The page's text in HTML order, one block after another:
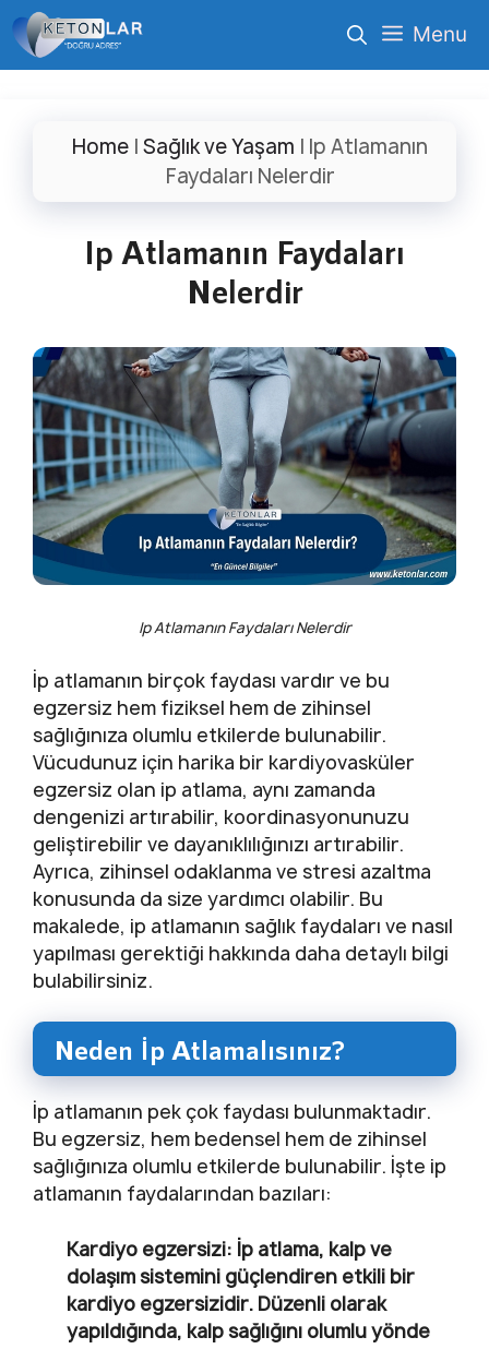
İçeriğe
atla
Menu
Home | Sağlık ve Yaşam | Ip Atlamanın
Faydaları Nelerdir
Ip Atlamanın Faydaları
Nelerdir
Ip Atlamanın Faydaları Nelerdir
İp atlamanın birçok faydası vardır ve bu
egzersiz hem fiziksel hem de zihinsel
sağlığınıza olumlu etkilerde bulunabilir.
Vücudunuz için harika bir kardiyovasküler
egzersiz olan ip atlama, aynı zamanda
dengenizi artırabilir, koordinasyonunuzu
geliştirebilir ve dayanıklılığınızı artırabilir.
Ayrıca, zihinsel odaklanma ve stresi azaltma
konusunda da size yardımcı olabilir. Bu
makalede, ip atlamanın sağlık faydaları ve nasıl
yapılması gerektiği hakkında daha detaylı bilgi
bulabilirsiniz.
Neden İp Atlamalısınız?
İp atlamanın pek çok faydası bulunmaktadır.
Bu egzersiz, hem bedensel hem de zihinsel
sağlığınıza olumlu etkilerde bulunabilir. İşte ip
atlamanın faydalarından bazıları:
Kardiyo egzersizi: İp atlama, kalp ve
dolaşım sistemini güçlendiren etkili bir
kardiyo egzersizidir. Düzenli olarak
yapıldığında, kalp sağlığını olumlu yönde